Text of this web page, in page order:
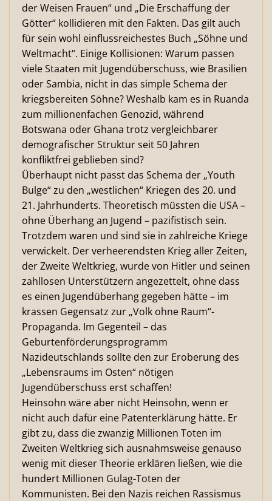
der Weisen Frauen“ und „Die Erschaffung der
Götter“ kollidieren mit den Fakten. Das gilt auch
für sein wohl einflussreichestes Buch „Söhne und
Weltmacht“. Einige Kollisionen: Warum passen
viele Staaten mit Jugendüberschuss, wie Brasilien
oder Sambia, nicht in das simple Schema der
kriegsbereiten Söhne? Weshalb kam es in Ruanda
zum millionenfachen Genozid, während
Botswana oder Ghana trotz vergleichbarer
demografischer Struktur seit 50 Jahren
konfliktfrei geblieben sind?
Überhaupt nicht passt das Schema der „Youth
Bulge“ zu den „westlichen“ Kriegen des 20. und
21. Jahrhunderts. Theoretisch müssten die USA –
ohne Überhang an Jugend – pazifistisch sein.
Trotzdem waren und sind sie in zahlreiche Kriege
verwickelt. Der verheerendsten Krieg aller Zeiten,
der Zweite Weltkrieg, wurde von Hitler und seinen
zahllosen Unterstützern angezettelt, ohne dass
es einen Jugendüberhang gegeben hätte – im
krassen Gegensatz zur „Volk ohne Raum“-
Propaganda. Im Gegenteil – das
Geburtenförderungsprogramm
Nazideutschlands sollte den zur Eroberung des
„Lebensraums im Osten“ nötigen
Jugendüberschuss erst schaffen!
Heinsohn wäre aber nicht Heinsohn, wenn er
nicht auch dafür eine Patenterklärung hätte. Er
gibt zu, dass die zwanzig Millionen Toten im
Zweiten Weltkrieg sich ausnahmsweise genauso
wenig mit dieser Theorie erklären ließen, wie die
hundert Millionen Gulag-Toten der
Kommunisten. Bei den Nazis reichen Rassismus